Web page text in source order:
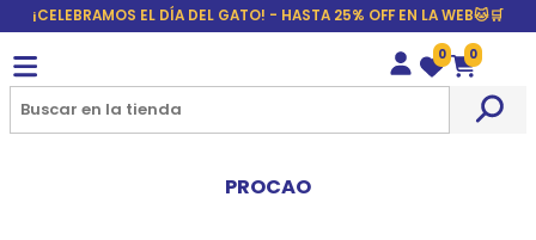
¡CELEBRAMOS EL DÍA DEL GATO! - HASTA 25% OFF EN LA WEB🐱🛒
Wishlist
0
Carrito
0
PROCAO